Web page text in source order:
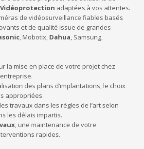
Vidéoprotection adaptées à vos attentes.
de vidéosurveillance fiables basés
et de qualité issue de grandes
, Mobotix, Dahua, Samsung,
la mise en place de votre projet chez
des plans d’implantations, le choix
appropriées.
travaux dans les règles de l’art selon
les délais impartis.
, une maintenance de votre
rapides.